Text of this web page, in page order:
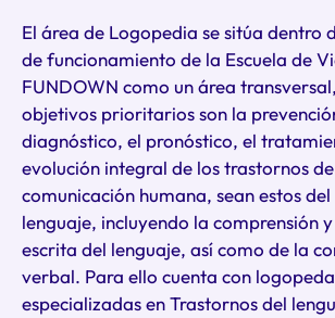
El área de Logopedia se sitúa dentro
de funcionamiento de la Escuela de
FUNDOWN como un área
objetivos prioritarios son la
diagnóstico, el pronóstico, el
evolución integral de los trastornos
comunicación humana, sean estos
lenguaje, incluyendo la comprensión
escrita del lenguaje, así como de la
verbal. Para ello cuenta con
especializadas en Trastornos del